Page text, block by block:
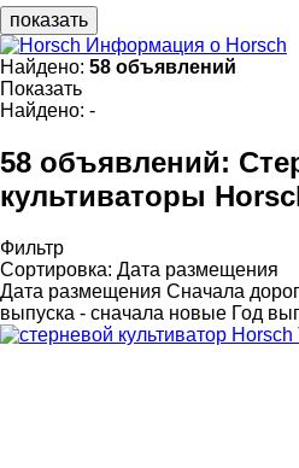
показать
Информация о Horsch
Найдено: 58 объявлений
Показать
Найдено: -
58 объявлений:
культиваторы
Фильтр
Сортировка: Дата размещения
Дата размещения Сначала
выпуска - сначала новые Год